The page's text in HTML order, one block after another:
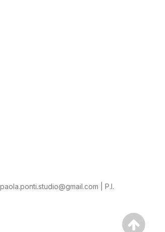
| P.I.